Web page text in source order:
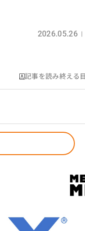
2026.05.26
記事を読み終える